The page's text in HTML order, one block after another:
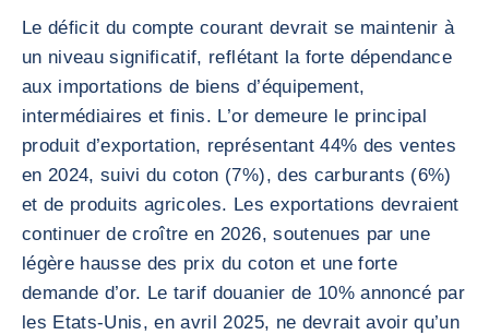
Le déficit du compte courant devrait se maintenir à
un niveau significatif, reflétant la forte dépendance
aux importations de biens d’équipement,
intermédiaires et finis. L’or demeure le principal
produit d’exportation, représentant 44% des ventes
en 2024, suivi du coton (7%), des carburants (6%)
et de produits agricoles. Les exportations devraient
continuer de croître en 2026, soutenues par une
légère hausse des prix du coton et une forte
demande d’or. Le tarif douanier de 10% annoncé par
les Etats-Unis, en avril 2025, ne devrait avoir qu’un